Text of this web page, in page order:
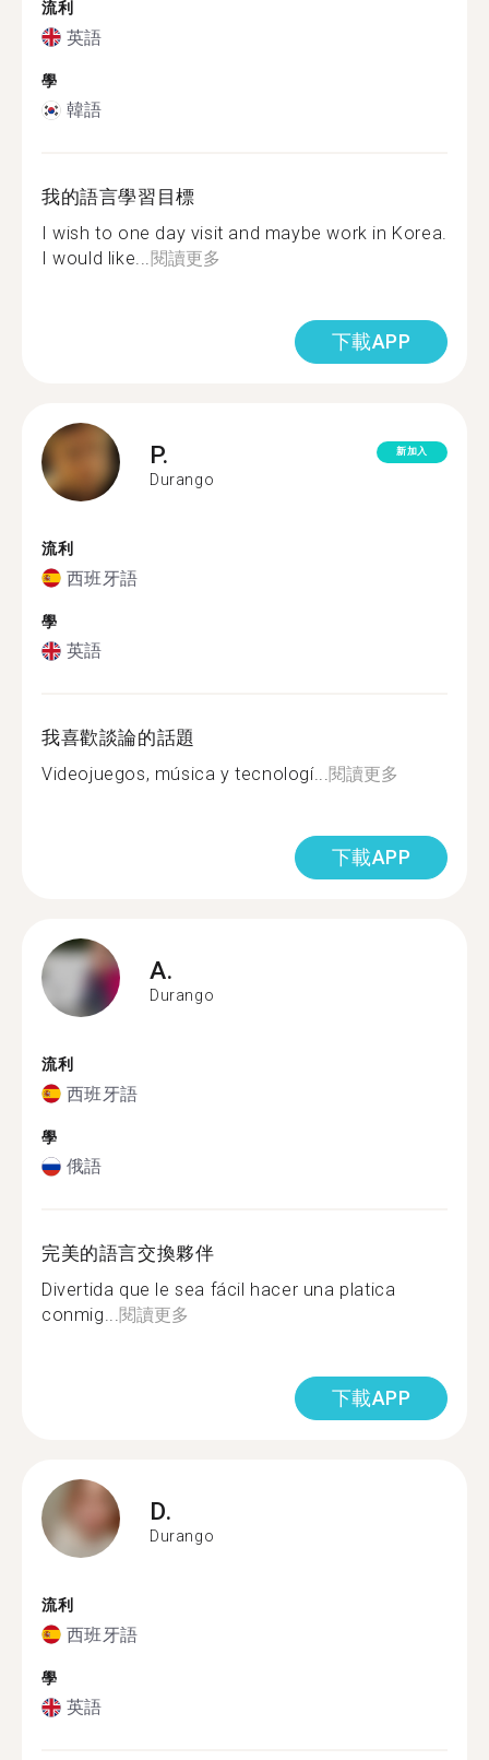
流利
英語
學
韓語
我的語言學習目標
I wish to one day visit and maybe work in Korea.
I would like...閱讀更多
下載APP
P.
Durango
新加入
流利
西班牙語
學
英語
我喜歡談論的話題
Videojuegos, música y tecnologí...閱讀更多
下載APP
A.
Durango
流利
西班牙語
學
俄語
完美的語言交換夥伴
Divertida que le sea fácil hacer una platica
conmig...閱讀更多
下載APP
D.
Durango
流利
西班牙語
學
英語